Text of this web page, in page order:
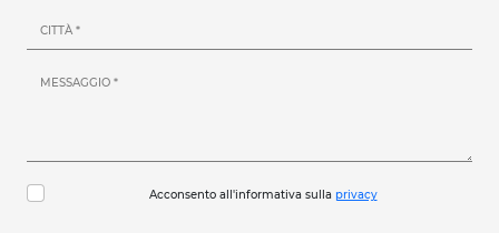
Acconsento all'informativa sulla privacy